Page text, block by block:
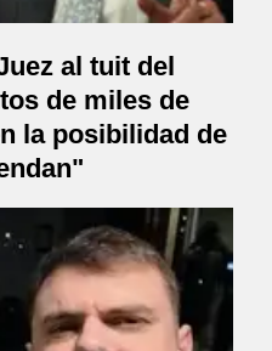
al tuit del
de miles de
la posibilidad de